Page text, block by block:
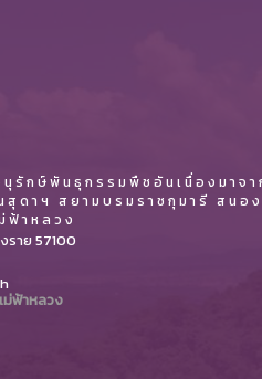
รักษ์พันธุกรรมพืชอันเนื่องมาจ
สุดาฯ สยามบรมราชกุมารี สนอ
ฟ้าหลวง
ราย 57100
ม่ฟ้าหลวง